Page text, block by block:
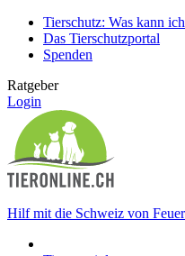
Tierschutz: Was kann
Das Tierschutzportal
Spenden
Ratgeber
Login
Hilf mit die Schweiz von